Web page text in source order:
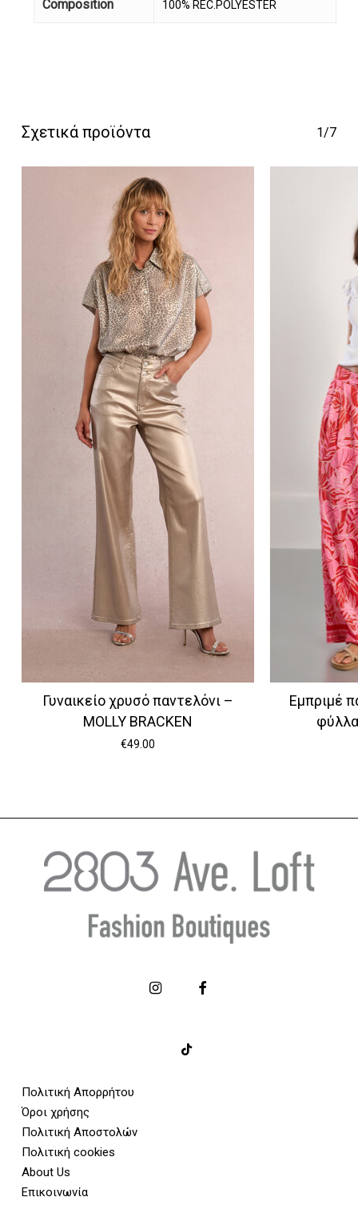
καλάθι σας.
Go To Shop
Composition 100% REC.POLYESTER
Σχετικά προϊόντα 1/7
Γυναικείο χρυσό παντελόνι –
MOLLY BRACKEN
€49.00
Εμπριμέ
Πολιτική Απορρήτου
Όροι χρήσης
Πολιτική Αποστολών
Πολιτική cookies
About Us
Επικοινωνία